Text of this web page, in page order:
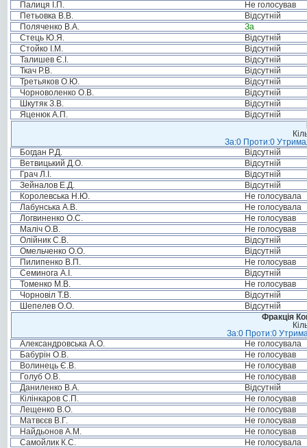
Палиця І.П.
Не голосував
Петьовка В.В.
Відсутній
Поляченко В.А.
За
Стець Ю.Я.
Відсутній
Стойко І.М.
Відсутній
Талишев Є.І.
Відсутній
Ткач Р.В.
Відсутній
Третьяков О.Ю.
Відсутній
Чорноволенко О.В.
Відсутній
Шкутяк З.В.
Відсутній
Яценюк А.П.
Відсутній
За:0 Проти:0
Богдан Р.Д.
Відсутній
Ветвицький Д.О.
Відсутній
Грач Л.І.
Відсутній
Зейналов Е.Д.
Відсутній
Королевська Н.Ю.
Не голосувала
Лабунська А.В.
Не голосувала
Логвиненко О.С.
Не голосував
Маліч О.В.
Не голосував
Олійник С.В.
Відсутній
Омельченко О.О.
Відсутній
Пилипенко В.П.
Не голосував
Семинога А.І.
Відсутній
Томенко М.В.
Не голосував
Чорновіл Т.В.
Відсутній
Шепелев О.О.
Відсутній
Фракція
За:0 Проти:0
Александровська А.О.
Не голосувала
Бабурін О.В.
Не голосував
Волинець Є.В.
Не голосував
Голуб О.В.
Не голосував
Даниленко В.А.
Відсутній
Кілінкаров С.П.
Не голосував
Лещенко В.О.
Не голосував
Матвєєв В.Г.
Не голосував
Найдьонов А.М.
Не голосував
Самойлик К.С.
Не голосувала